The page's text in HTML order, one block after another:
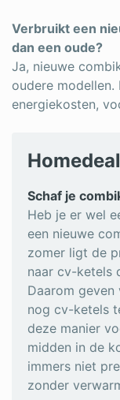
Verbruikt een
dan een oude?
Ja, nieuwe
oudere
energiekosten,
Schaf je
Heb je er wel
een nieuwe
zomer ligt de
naar cv-ketels
Daarom
nog cv-ketels
deze manier
midden in de
immers niet
zonder